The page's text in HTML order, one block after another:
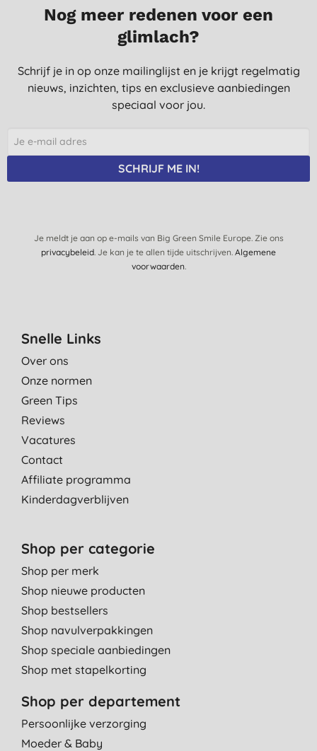
Nog meer redenen voor een
glimlach?
Schrijf je in op onze mailinglijst en je krijgt regelmatig
nieuws, inzichten, tips en exclusieve aanbiedingen
speciaal voor jou.
SCHRIJF ME IN!
Je meldt je aan op e-mails van Big Green Smile Europe. Zie ons
privacybeleid. Je kan je te allen tijde uitschrijven. Algemene
voorwaarden.
Snelle Links
Over ons
Onze normen
Green Tips
Reviews
Vacatures
Contact
Affiliate programma
Kinderdagverblijven
Shop per categorie
Shop per merk
Shop nieuwe producten
Shop bestsellers
Shop navulverpakkingen
Shop speciale aanbiedingen
Shop met stapelkorting
Shop per departement
Persoonlijke verzorging
Moeder & Baby